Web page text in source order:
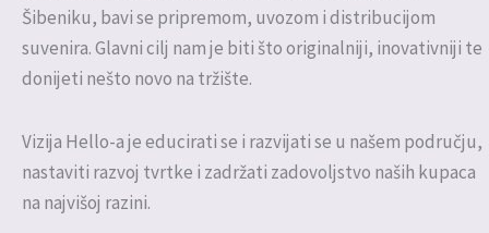
Šibeniku, bavi se pripremom, uvozom i distribucijom
suvenira. Glavni cilj nam je biti što originalniji, inovativniji te
donijeti nešto novo na tržište.
Vizija Hello-a je educirati se i razvijati se u našem području,
nastaviti razvoj tvrtke i zadržati zadovoljstvo naših kupaca
na najvišoj razini.